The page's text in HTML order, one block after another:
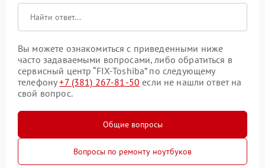
Вы можете ознакомиться с приведенными ниже
часто задаваемыми вопросами, либо обратиться в
сервисный центр “FIX-Toshiba” по следующему
телефону+7 (381) 267-81-50 если не нашли ответ на
свой вопрос.
Общие вопросы
Вопросы по ремонту ноутбуков